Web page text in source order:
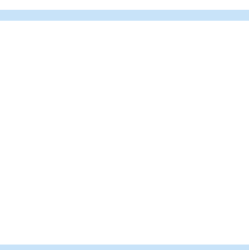
la reproducción total o
una infracción y un delito